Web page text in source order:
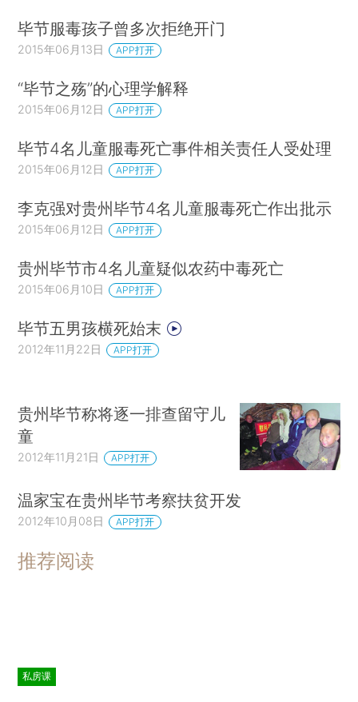
毕节服毒孩子曾多次拒绝开门
2015年06月13日 APP打开
“毕节之殇”的心理学解释
2015年06月12日 APP打开
毕节4名儿童服毒死亡事件相关责任人受处理
2015年06月12日 APP打开
李克强对贵州毕节4名儿童服毒死亡作出批示
2015年06月12日 APP打开
贵州毕节市4名儿童疑似农药中毒死亡
2015年06月10日 APP打开
毕节五男孩横死始末
2012年11月22日 APP打开
贵州毕节称将逐一排查留守儿
童
2012年11月21日 APP打开
温家宝在贵州毕节考察扶贫开发
2012年10月08日 APP打开
推荐阅读
私房课